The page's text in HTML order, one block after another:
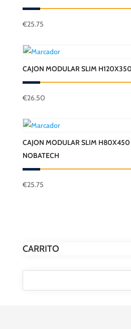
€25.75
CAJON MODULAR SLIM
€26.50
CAJON MODULAR SLIM H80X450
NOBATECH
€25.75
CARRITO